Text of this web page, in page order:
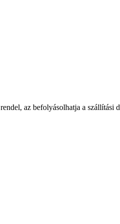
az befolyásolhatja a szállítási